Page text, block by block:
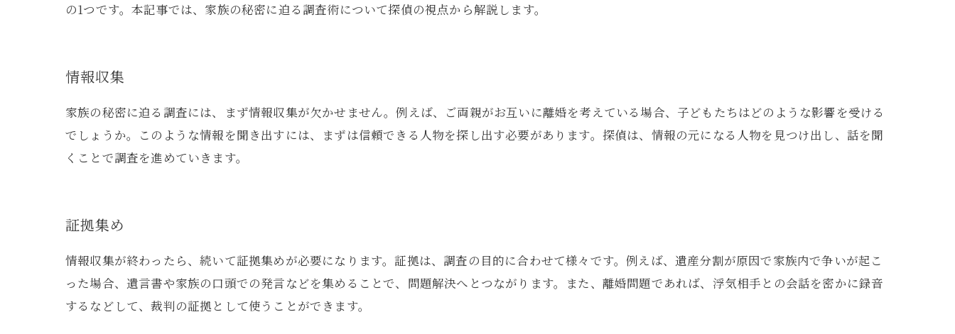
の1つです。本記事では、家族の秘密に迫る調査術について探偵の視点から解説します。
情報収集
家族の秘密に迫る調査には、まず情報収集が欠かせません。例えば、ご両親がお互いに離婚を考えている場合、子どもたちはどのような影響を受ける
でしょうか。このような情報を聞き出すには、まずは信頼できる人物を探し出す必要があります。探偵は、情報の元になる人物を見つけ出し、話を聞
くことで調査を進めていきます。
証拠集め
情報収集が終わったら、続いて証拠集めが必要になります。証拠は、調査の目的に合わせて様々です。例えば、遺産分割が原因で家族内で争いが起こ
った場合、遺言書や家族の口頭での発言などを集めることで、問題解決へとつながります。また、離婚問題であれば、浮気相手との会話を密かに録音
するなどして、裁判の証拠として使うことができます。